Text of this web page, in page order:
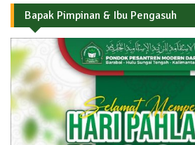
Bapak Pimpinan & Ibu Pengasuh